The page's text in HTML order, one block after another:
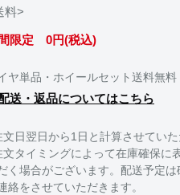
料>
限定 0円(税込)
ヤ単品・ホイールセット送料無料
送・返品についてはこちら
文日翌日から1日と計算させていた
文タイミングによって在庫確保に
く場合がございます。配送予定
絡をさせていただきます。